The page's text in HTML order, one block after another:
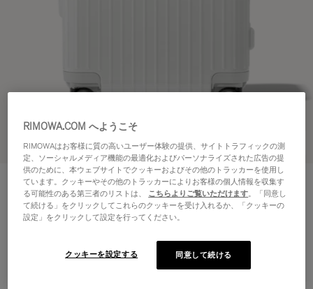
3Dビューで見る
ESSENTIAL
キャビン ¥156,200
サイズガイド
RIMOWA.COM へようこそ
RIMOWAはお客様に質の高いユーザー体験の提供、サイトトラフィックの測
定、ソーシャルメディア機能の最適化およびパーソナライズされた広告の提
供のために、本ウェブサイトでクッキーおよびその他のトラッカーを使用し
ています。クッキーやその他のトラッカーによりお客様の個人情報を収集す
る可能性のある第三者のリストは、 こちらよりご覧いただけます。「同意し
て続ける」をクリックしてこれらのクッキーを受け入れるか、「クッキーの
設定」をクリックして設定を行ってください。
クッキーを設定する 同意して続ける